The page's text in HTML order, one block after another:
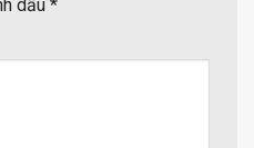
dấu *